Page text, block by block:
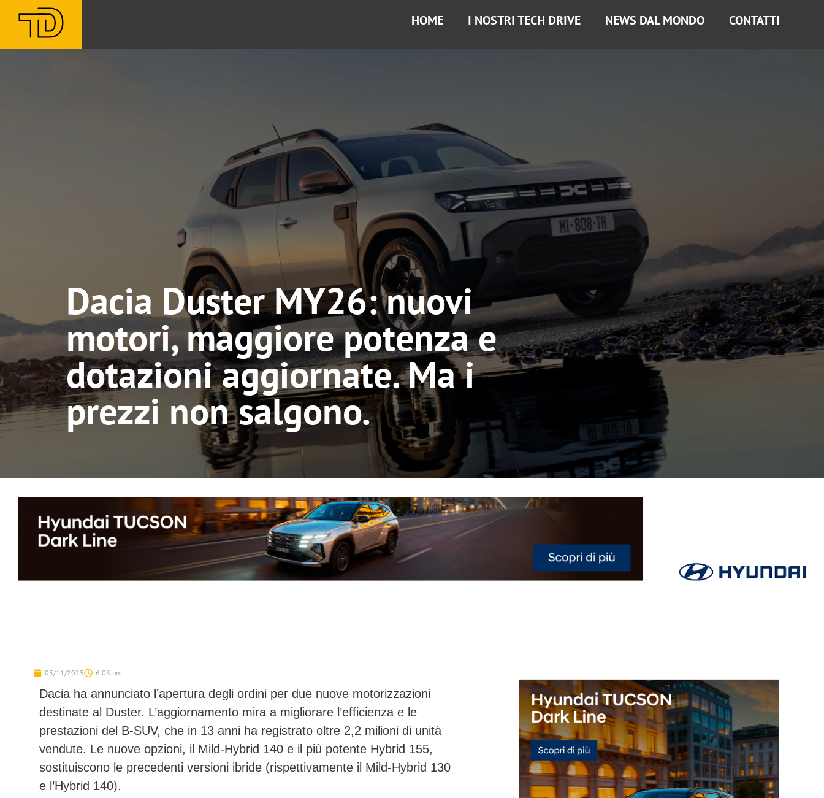
HOME I NOSTRI TECH DRIVE NEWS DAL MONDO CONTATTI
Dacia Duster MY26: nuovi
motori, maggiore potenza e
dotazioni aggiornate. Ma i
prezzi non salgono.
03/11/2025 6:08 pm
Dacia ha annunciato l’apertura degli ordini per due nuove motorizzazioni
destinate al Duster. L’aggiornamento mira a migliorare l’efficienza e le
prestazioni del B-SUV, che in 13 anni ha registrato oltre 2,2 milioni di unità
vendute. Le nuove opzioni, il Mild-Hybrid 140e il più potente Hybrid 155,
sostituiscono le precedenti versioni ibride (rispettivamente il Mild-Hybrid 130
e l’Hybrid 140).